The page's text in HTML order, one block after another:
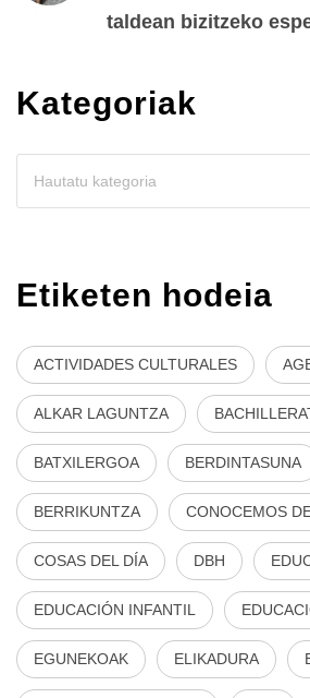
taldean bizitzeko
Kategoriak
Etiketen hodeia
ACTIVIDADES CULTURALES
ALKAR LAGUNTZA
BATXILERGOA BERDINTASUNA
BERRIKUNTZA CONOCEMOS
COSAS DEL DÍA DBH
EDUCACIÓN INFANTIL
EGUNEKOAK ELIKADURA